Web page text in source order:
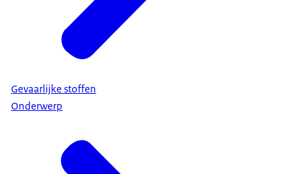
Gevaarlijke stoffen
Onderwerp